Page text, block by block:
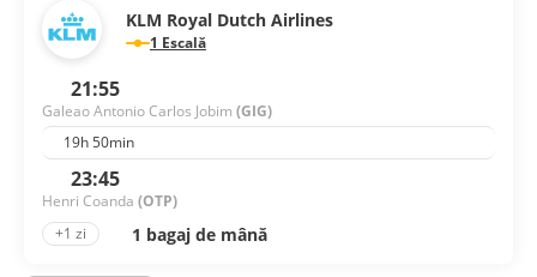
KLM Royal Dutch Airlines
1 Escală
21:55
Galeao Antonio Carlos Jobim (GIG)
19h 50min
23:45
Henri Coanda (OTP)
+1 zi
1 bagaj de mână